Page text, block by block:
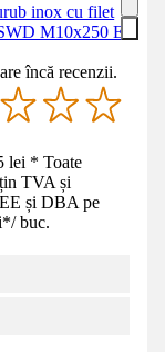
inox cu filet
M10x250 E
încă recenzii.
lei * Toate
TVA și
și DBA pe
*/ buc.